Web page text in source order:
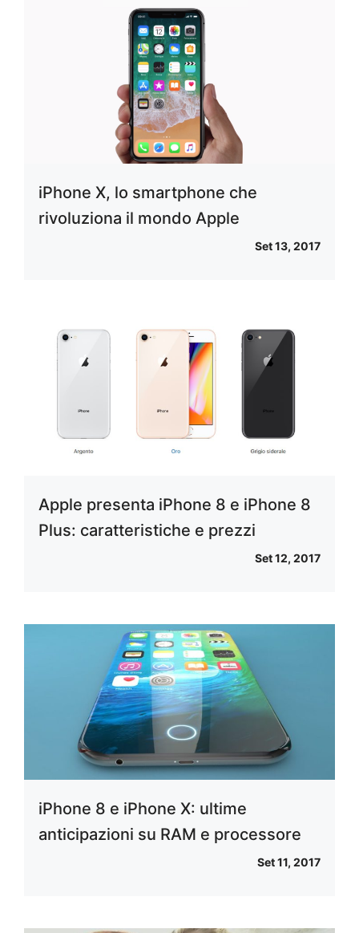
iPhone X, lo smartphone che
rivoluziona il mondo Apple
Set 13, 2017
Apple presenta iPhone 8 e iPhone 8
Plus: caratteristiche e prezzi
Set 12, 2017
iPhone 8 e iPhone X: ultime
anticipazioni su RAM e processore
Set 11, 2017